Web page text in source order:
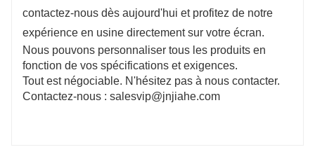
contactez-nous dès aujourd'hui et profitez de notre
expérience en usine directement sur votre écran.
Nous pouvons personnaliser tous les produits en
fonction de vos spécifications et exigences.
Tout est négociable. N'hésitez pas à nous contacter.
Contactez-nous : salesvip@jnjiahe.com